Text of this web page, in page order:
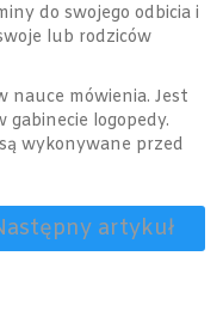
do swojego odbicia i
lub rodziców
nauce mówienia. Jest
logopedy.
wykonywane przed
artykuł